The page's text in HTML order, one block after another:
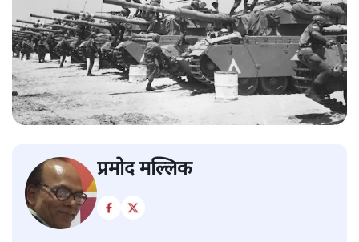
प्रमोद मल्लिक